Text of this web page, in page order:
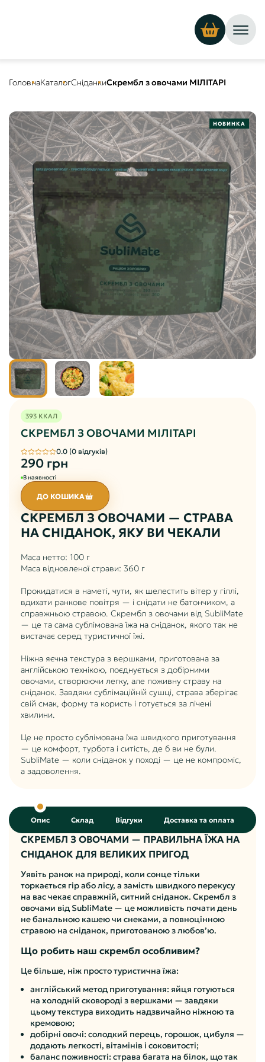
ГоловнаКаталогСніданкиСкрембл з овочами МІЛІТАРІ
НОВИНКА
393 ККАЛ
СКРЕМБЛ З ОВОЧАМИ МІЛІТАРІ
0.0 (0 відгуків)
290 грн
В наявності
ДО КОШИКА
СКРЕМБЛ З ОВОЧАМИ — СТРАВА
НА СНІДАНОК, ЯКУ ВИ ЧЕКАЛИ
Маса нетто: 100 г
Маса відновленої страви: 360 г
Прокидатися в наметі, чути, як шелестить вітер у гіллі,
вдихати ранкове повітря — і снідати не батончиком, а
справжньою стравою. Скрембл з овочами від SubliMate
— це та сама сублімована їжа на сніданок, якого так не
вистачає серед туристичної їжі.
Ніжна яєчна текстура з вершками, приготована за
англійською технікою, поєднується з добірними
овочами, створюючи легку, але поживну страву на
сніданок. Завдяки сублімаційній сушці, страва зберігає
свій смак, форму та користь і готується за лічені
хвилини.
Це не просто сублімована їжа швидкого приготування
— це комфорт, турбота і ситість, де б ви не були.
SubliMate — коли сніданок у поході — це не компроміс,
а задоволення.
Опис Склад Відгуки Доставка та оплата
СКРЕМБЛ З ОВОЧАМИ — ПРАВИЛЬНА ЇЖА НА
СНІДАНОК ДЛЯ ВЕЛИКИХ ПРИГОД
Уявіть ранок на природі, коли сонце тільки
торкається гір або лісу, а замість швидкого перекусу
на вас чекає справжній, ситний сніданок. Скрембл з
овочами від SubliMate — це можливість почати день
не банальною кашею чи снеками, а повноцінною
стравою на сніданок, приготованою з любов’ю.
Що робить наш скрембл особливим?
Це більше, ніж просто туристична їжа:
англійський метод приготування: яйця готуються
на холодній сковороді з вершками — завдяки
цьому текстура виходить надзвичайно ніжною та
кремовою;
добірні овочі: солодкий перець, горошок, цибуля —
додають легкості, вітамінів і соковитості;
баланс поживності: страва багата на білок, що так